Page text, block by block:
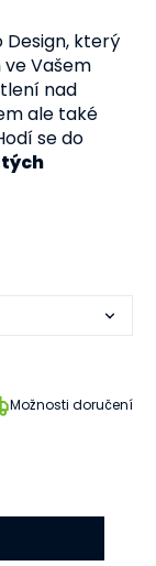
Možnosti doručení
Design, který
ve Vašem
nad
ale také
se do